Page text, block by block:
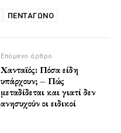
ΠΕΝΤΑΓΩΝΟ
Επόμενο άρθρο
Χανταϊός: Πόσα είδη
υπάρχουν; – Πώς
μεταδίδεται και γιατί δεν
ανησυχούν οι ειδικοί